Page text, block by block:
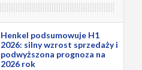
Henkel podsumowuje H1
2026: silny wzrost sprzedaży i
podwyższona prognoza na
2026 rok